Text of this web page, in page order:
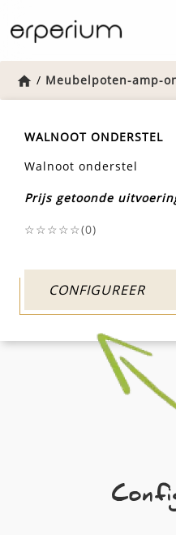
Home
/ Meubelpoten-amp-
WALNOOT ONDERSTEL
Walnoot onderstel
Prijs getoonde
☆☆☆☆☆(0)
CONFIGUREER